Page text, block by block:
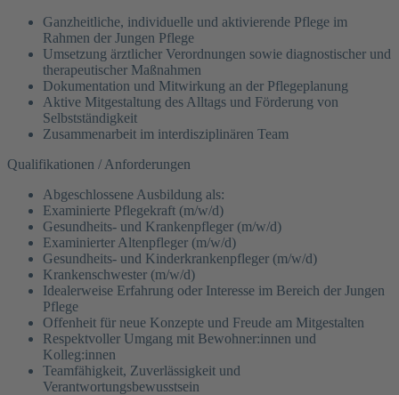
Ganzheitliche, individuelle und aktivierende Pflege im
Rahmen der Jungen Pflege
Umsetzung ärztlicher Verordnungen sowie diagnostischer und
therapeutischer Maßnahmen
Dokumentation und Mitwirkung an der Pflegeplanung
Aktive Mitgestaltung des Alltags und Förderung von
Selbstständigkeit
Zusammenarbeit im interdisziplinären Team
Qualifikationen / Anforderungen
Abgeschlossene Ausbildung als:
Examinierte Pflegekraft (m/w/d)
Gesundheits- und Krankenpfleger (m/w/d)
Examinierter Altenpfleger (m/w/d)
Gesundheits- und Kinderkrankenpfleger (m/w/d)
Krankenschwester (m/w/d)
Idealerweise Erfahrung oder Interesse im Bereich der Jungen
Pflege
Offenheit für neue Konzepte und Freude am Mitgestalten
Respektvoller Umgang mit Bewohner:innen und
Kolleg:innen
Teamfähigkeit, Zuverlässigkeit und
Verantwortungsbewusstsein